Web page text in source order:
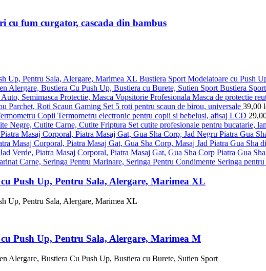
cu fum curgator, cascada din bambus
Bustiera Sport Modelatoare cu Push
Bustiera
Masca de protectie
Set 5 roti pentru scaun de birou, universale 39,00
Termometru electronic pentru copii si bebelusi, afisaj LCD
Set cutite profesionale pentru bucatarie,
Piatra Gua
Piatra Gua Sha
Piatra Gua
Seringa
Push Up, Pentru Sala, Alergare, Marimea XL
Push Up, Pentru Sala, Alergare, Marimea M